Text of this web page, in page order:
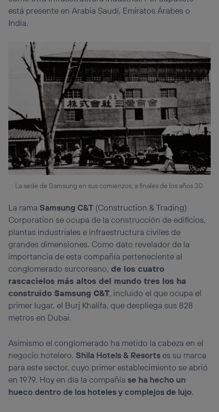
está presente en Arabia Saudí, Emiratos Árabes o
India.
La sede de Samsung en sus comienzos, a finales de los años 30.
La ramaSamsung C&T (Construction & Trading)
Corporation se ocupa de la construcción de edificios,
plantas industriales e infraestructura civiles de
grandes dimensiones. Como dato revelador de la
importancia de esta compañía perteneciente al
conglomerado surcoreano,de los cuatro
rascacielos más altos del mundo tres los ha
construido Samsung C&T, incluido el que ocupa el
primer lugar, el Burj Khalifa, que despliega sus 828
metros en Dubai.
Asimismo el conglomerado ha metido la cabeza en el
negocio hotelero.Shila Hotels & Resortses su marca
para este sector, cuyo primer establecimiento se abrió
en 1979. Hoy en día la compañíase ha hecho un
hueco dentro de los hoteles y complejos de lujo.